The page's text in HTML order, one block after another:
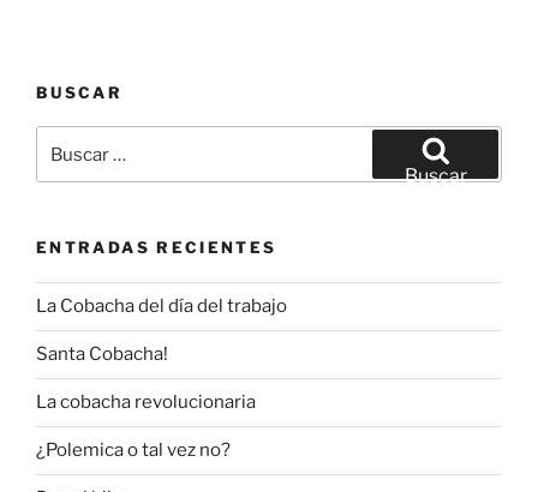
BUSCAR
por:
Buscar
ENTRADAS RECIENTES
La Cobacha del día del trabajo
Santa Cobacha!
La cobacha revolucionaria
¿Polemica o tal vez no?